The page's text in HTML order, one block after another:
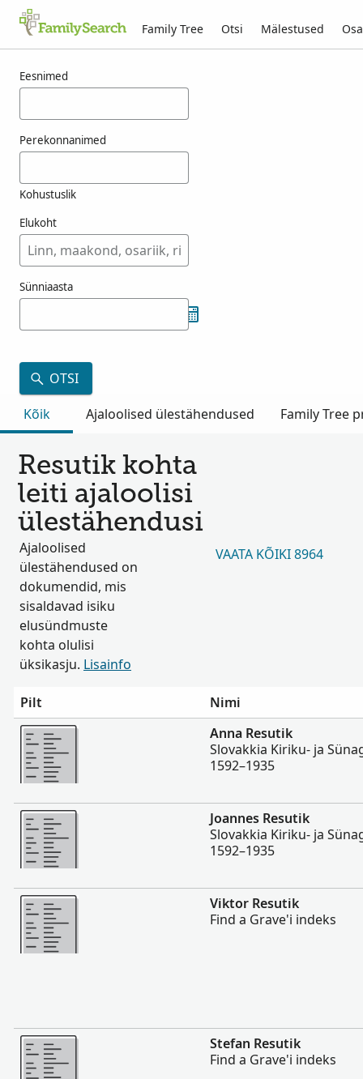
Family Tree Otsi Mälestused
Eesnimed
Perekonnanimed
Kohustuslik
Elukoht
Sünniaasta
OTSI
Kõik
Ajaloolised ülestähendused Family Tree
Resutik kohta
leiti ajaloolisi
ülestähendusi
Ajaloolised
ülestähendused on
dokumendid, mis
sisaldavad isiku
elusündmuste
kohta olulisi
üksikasju. Lisainfo
VAATA KÕIKI 8964
Pilt
Nimi
Rohkem
Anna Resutik
Slovakkia Kiriku- ja
1592–1935
Rohkem
Joannes Resutik
Slovakkia Kiriku- ja
1592–1935
Rohkem
Viktor Resutik
Find a Grave'i indeks
Rohkem
Stefan Resutik
Find a Grave'i indeks